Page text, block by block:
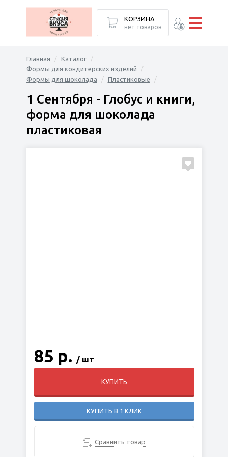
Главная
Каталог
Формы для кондитерских изделий
Формы для шоколада
Пластиковые
1 Сентября - Глобус и книги,
форма для шоколада
пластиковая
85 р. / шт
КУПИТЬ
КУПИТЬ В 1 КЛИК
Сравнить товар
КОРЗИНА
нет товаров